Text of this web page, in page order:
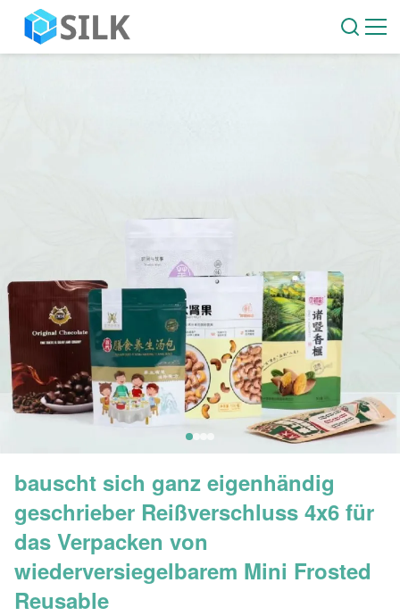
bauscht sich ganz eigenhändig
geschrieber Reißverschluss 4x6 für
das Verpacken von
wiederversiegelbarem Mini Frosted
Reusable